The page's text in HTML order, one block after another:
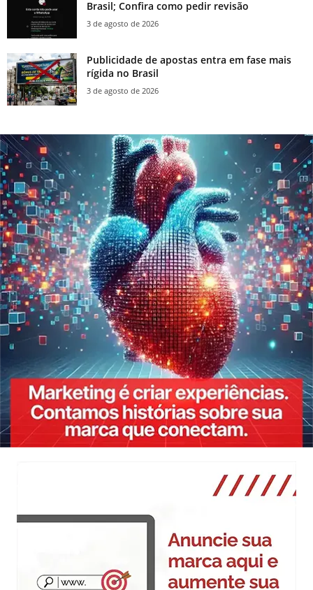
Brasil; Confira como pedir revisão
3 de agosto de 2026
Publicidade de apostas entra em fase mais
rígida no Brasil
3 de agosto de 2026